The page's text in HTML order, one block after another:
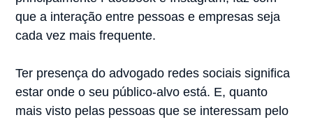
que a interação entre pessoas e empresas seja
cada vez mais frequente. ⠀
Ter presença do advogado redes sociais significa
estar onde o seu público-alvo está. E, quanto
mais visto pelas pessoas que se interessam pelo